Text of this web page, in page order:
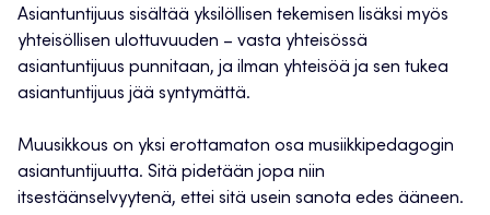
Asiantuntijuus sisältää yksilöllisen tekemisen lisäksi myös
yhteisöllisen ulottuvuuden – vasta yhteisössä
asiantuntijuus punnitaan, ja ilman yhteisöä ja sen tukea
asiantuntijuus jää syntymättä.
Muusikkous on yksi erottamaton osa musiikkipedagogin
asiantuntijuutta. Sitä pidetään jopa niin
itsestäänselvyytenä, ettei sitä usein sanota edes ääneen.